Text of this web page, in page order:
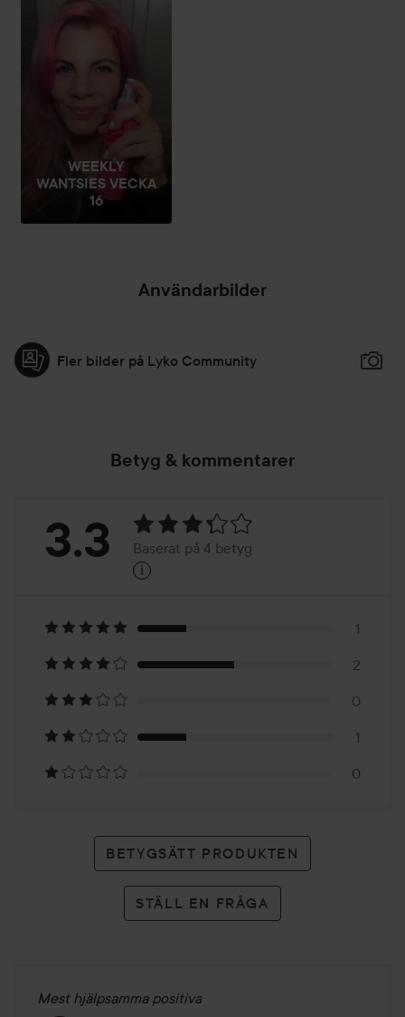
WEEKLY
WANTSIES VECKA
16
Användarbilder
Fler bilder på Lyko Community
Betyg & kommentarer
Betyg:
Baserat
på
4
betyg
3.3 Baserat på 4 betyg
i
1
2
0
1
0
BETYGSÄTT PRODUKTEN
STÄLL EN FRÅGA
Mest hjälpsamma positiva